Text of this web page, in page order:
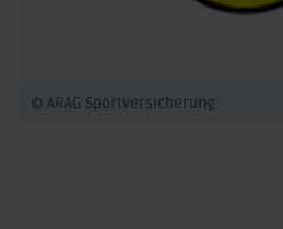
© ARAG Sportversicherung